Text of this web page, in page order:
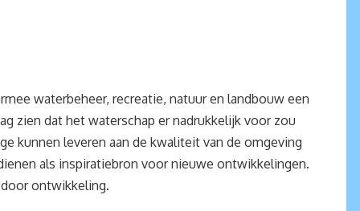
waterbeheer, recreatie, natuur en landbouw een
zien dat het waterschap er nadrukkelijk voor zou
kunnen leveren aan de kwaliteit van de omgeving
als inspiratiebron voor nieuwe ontwikkelingen.
ontwikkeling.